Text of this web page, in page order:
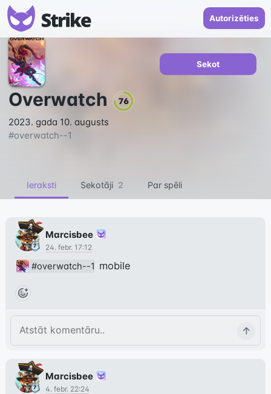
Autorizēties
Overwatch 76
2023. gada 10. augusts
#overwatch--1
Sekot
Ieraksti Sekotāji 2 Par spēli
Marcisbee
24. febr. 17:12
#overwatch--1 mobile
Marcisbee
4. febr. 22:24